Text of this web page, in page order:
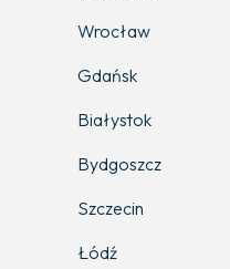
Wrocław
Gdańsk
Białystok
Bydgoszcz
Szczecin
Łódź